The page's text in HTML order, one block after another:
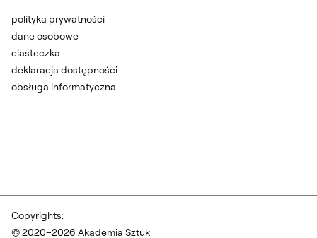
Copyrights:
© 2020–2026 Akademia Sztuk
polityka prywatności
dane osobowe
ciasteczka
deklaracja dostępności
obsługa informatyczna